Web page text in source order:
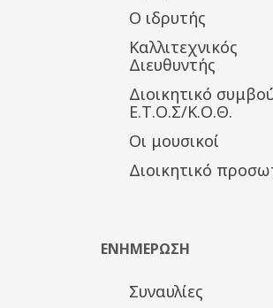
Ο ιδρυτής
Καλλιτεχνικός
Διευθυντής
Διοικητικό
Ε.Τ.Ο.Σ/Κ.Ο.Θ.
Οι μουσικοί
Διοικητικό
ΕΝΗΜΕΡΩΣΗ
Συναυλίες